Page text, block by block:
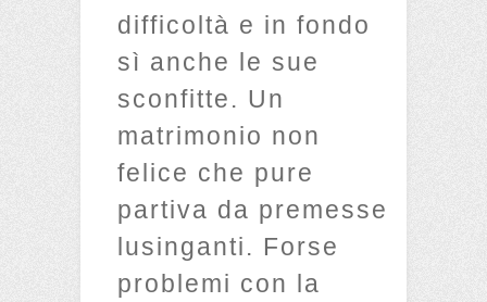
difficoltà e in fondo
sì anche le sue
sconfitte. Un
matrimonio non
felice che pure
partiva da premesse
lusinganti. Forse
problemi con la